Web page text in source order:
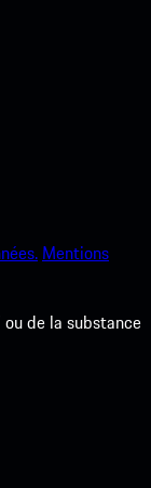
Mentions
de la substance